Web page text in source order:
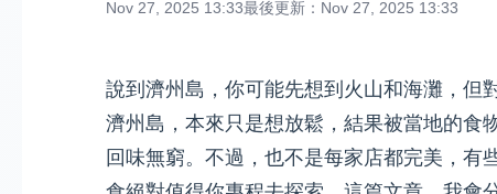
Nov 27, 2025 13:33最後更新：Nov 27, 2025 13:33
說到濟州島，你可能先想到火山和海灘，但
濟州島，本來只是想放鬆，結果被當地的食
回味無窮。不過，也不是每家店都完美，有